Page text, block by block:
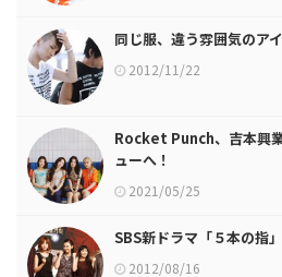
同じ服、違う雰囲気のア
2012/11/22
Rocket Punch、吉本興
ューへ！
2021/05/25
SBS新ドラマ「５本の指
2012/08/16